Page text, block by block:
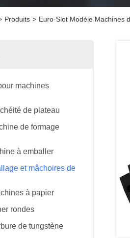
Produits > Euro-Slot Modèle Machines
machines
de plateau
de formage
à emballer
et mâchoires de
à papier
rondes
de tungstène